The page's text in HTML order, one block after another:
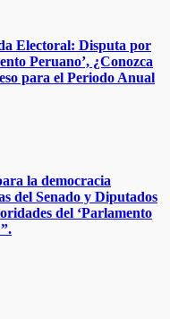
Electoral: Disputa por
Peruano’, ¿Conozca
para el Periodo Anual
la democracia
del Senado y Diputados
del ‘Parlamento